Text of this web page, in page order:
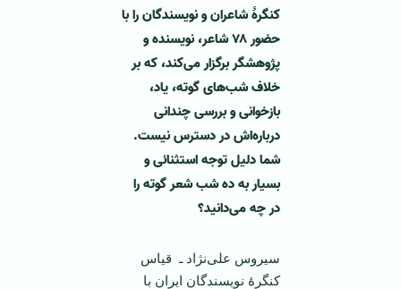
کنگرۀ شاعران و نویسندگان را با
حضور ۷۸ شاعر، نویسنده و
پژوهشگر برگزار می‌کند، که بر
خلاف شب‌های گوته، یاد،
بازخوانی و بررسی چندانی
درباره‌اش در دسترس نیست.
شما دلیل توجه استثنائی و
بسیار به ده شب شعر گوته را
در چه می‌دانید؟
سیروس علی‌نژاد ـ قیاس
کنگرۀ نویسندگان ایران با